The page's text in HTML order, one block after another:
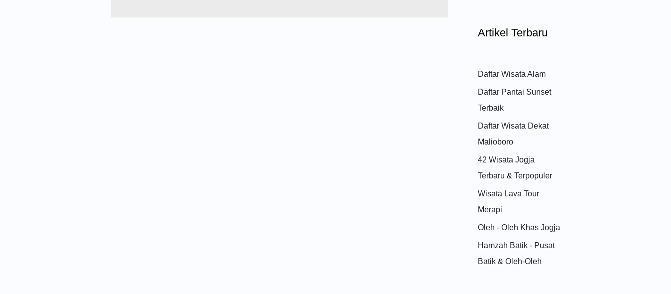
Artikel Terbaru
Daftar Wisata Alam
Daftar Pantai Sunset
Terbaik
Daftar Wisata Dekat
Malioboro
42 Wisata Jogja
Terbaru & Terpopuler
Wisata Lava Tour
Merapi
Oleh - Oleh Khas Jogja
Hamzah Batik - Pusat
Batik & Oleh-Oleh